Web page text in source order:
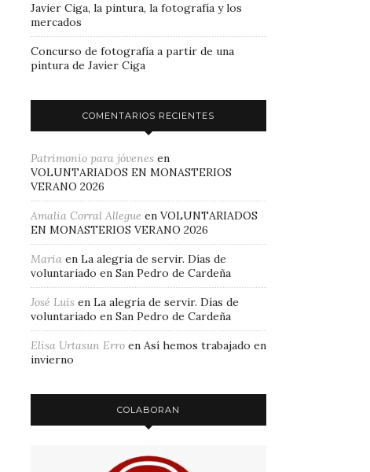
Javier Ciga, la pintura, la fotografía y los
mercados
Concurso de fotografía a partir de una
pintura de Javier Ciga
COMENTARIOS RECIENTES
Patrimonio para jóvenes en
VOLUNTARIADOS EN MONASTERIOS
VERANO 2026
Amalia Corral Allegue en VOLUNTARIADOS
EN MONASTERIOS VERANO 2026
Maria en La alegría de servir. Días de
voluntariado en San Pedro de Cardeña
José Luis en La alegría de servir. Días de
voluntariado en San Pedro de Cardeña
Elisa Urtasun Erro en Así hemos trabajado en
invierno
COLABORAN